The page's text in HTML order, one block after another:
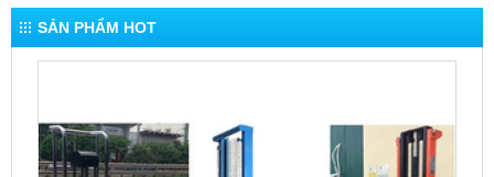
SẢN PHẨM HOT